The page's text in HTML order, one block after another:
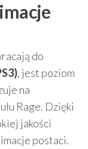
do
, jest poziom
na
Rage. Dzięki
jakości
postaci.